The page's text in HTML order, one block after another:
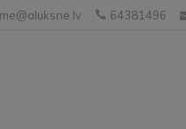
64381496